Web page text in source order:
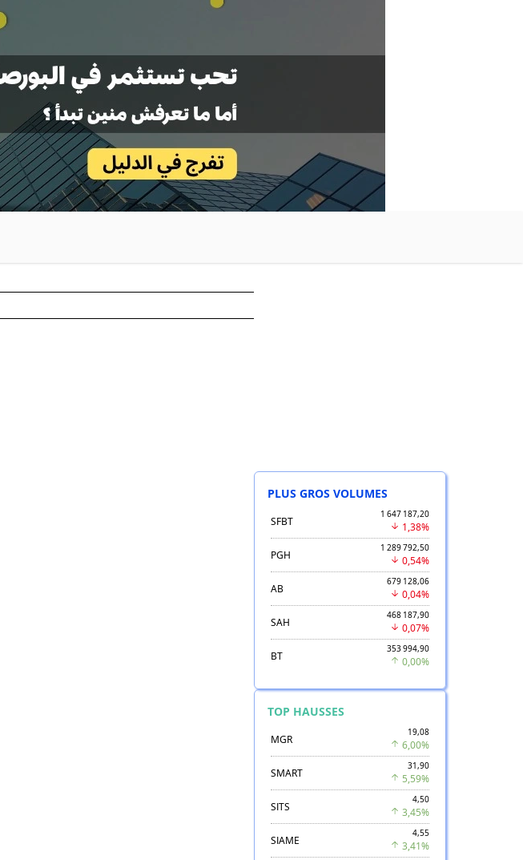
PLUS GROS VOLUMES
SFBT
1 647 187,20
1,38%
PGH
1 289 792,50
0,54%
AB
679 128,06
0,04%
SAH
468 187,90
0,07%
BT
353 994,90
0,00%
TOP HAUSSES
MGR
19,08
6,00%
SMART
31,90
5,59%
SITS
4,50
3,45%
SIAME
4,55
3,41%